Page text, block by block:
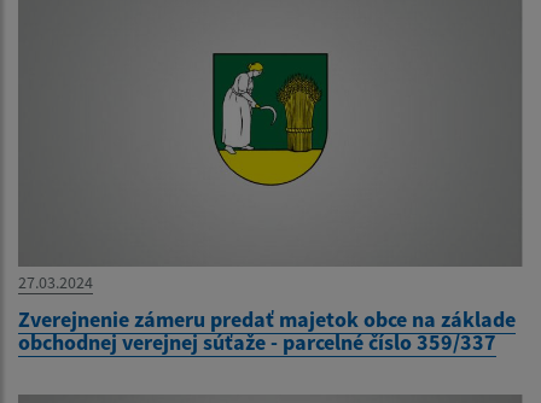
27.03.2024
Zverejnenie zámeru predať majetok obce na základe
obchodnej verejnej súťaže - parcelné číslo 359/337